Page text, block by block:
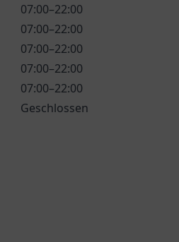
07:00–22:00
07:00–22:00
07:00–22:00
07:00–22:00
07:00–22:00
Geschlossen